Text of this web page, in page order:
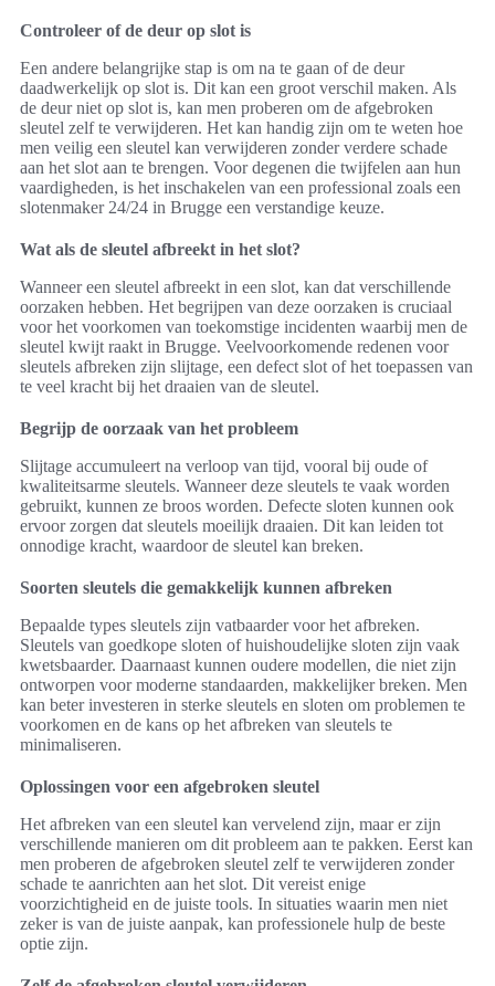
Controleer of de deur op slot is
Een andere belangrijke stap is om na te gaan of de deur
daadwerkelijk op slot is. Dit kan een groot verschil maken. Als
de deur niet op slot is, kan men proberen om de afgebroken
sleutel zelf te verwijderen. Het kan handig zijn om te weten hoe
men veilig een sleutel kan verwijderen zonder verdere schade
aan het slot aan te brengen. Voor degenen die twijfelen aan hun
vaardigheden, is het inschakelen van een professional zoals een
slotenmaker 24/24 in Brugge een verstandige keuze.
Wat als de sleutel afbreekt in het slot?
Wanneer een sleutel afbreekt in een slot, kan dat verschillende
oorzaken hebben. Het begrijpen van deze oorzaken is cruciaal
voor het voorkomen van toekomstige incidenten waarbij men de
sleutel kwijt raakt in Brugge. Veelvoorkomende redenen voor
sleutels afbreken zijn slijtage, een defect slot of het toepassen van
te veel kracht bij het draaien van de sleutel.
Begrijp de oorzaak van het probleem
Slijtage accumuleert na verloop van tijd, vooral bij oude of
kwaliteitsarme sleutels. Wanneer deze sleutels te vaak worden
gebruikt, kunnen ze broos worden. Defecte sloten kunnen ook
ervoor zorgen dat sleutels moeilijk draaien. Dit kan leiden tot
onnodige kracht, waardoor de sleutel kan breken.
Soorten sleutels die gemakkelijk kunnen afbreken
Bepaalde types sleutels zijn vatbaarder voor het afbreken.
Sleutels van goedkope sloten of huishoudelijke sloten zijn vaak
kwetsbaarder. Daarnaast kunnen oudere modellen, die niet zijn
ontworpen voor moderne standaarden, makkelijker breken. Men
kan beter investeren in sterke sleutels en sloten om problemen te
voorkomen en de kans op het afbreken van sleutels te
minimaliseren.
Oplossingen voor een afgebroken sleutel
Het afbreken van een sleutel kan vervelend zijn, maar er zijn
verschillende manieren om dit probleem aan te pakken. Eerst kan
men proberen de afgebroken sleutel zelf te verwijderen zonder
schade te aanrichten aan het slot. Dit vereist enige
voorzichtigheid en de juiste tools. In situaties waarin men niet
zeker is van de juiste aanpak, kan professionele hulp de beste
optie zijn.